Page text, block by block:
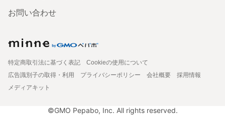
お問い合わせ
特定商取引法に基づく表記
Cookieの使用について
広告識別子の取得・利用
プライバシーポリシー 会社概要
採用情報
メディアキット
©GMO Pepabo, Inc. All rights reserved.